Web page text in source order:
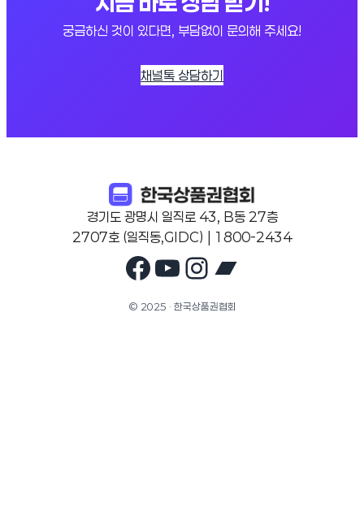
궁금하신 것이 있다면, 부담없이 문의해 주세요!
채널톡 상담하기
경기도 광명시 일직로 43, B동 27층
2707호 (일직동,GIDC) | 1800-2434
Facebook
YouTube
Instagram
© 2025 · 한국상품권협회